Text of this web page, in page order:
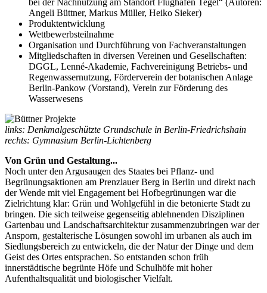
bei der Nachnutzung am Standort Flughafen Tegel“ (Autoren:
Angeli Büttner, Markus Müller, Heiko Sieker)
Produktentwicklung
Wettbewerbsteilnahme
Organisation und Durchführung von Fachveranstaltungen
Mitgliedschaften in diversen Vereinen und Gesellschaften:
DGGL, Lenné-Akademie, Fachvereinigung Betriebs- und
Regenwassernutzung, Förderverein der botanischen Anlage
Berlin-Pankow (Vorstand), Verein zur Förderung des
Wasserwesens
links: Denkmalgeschützte Grundschule in Berlin-Friedrichshain
rechts: Gymnasium Berlin-Lichtenberg
Von Grün und Gestaltung...
Noch unter den Argusaugen des Staates bei Pflanz- und
Begrünungsaktionen am Prenzlauer Berg in Berlin und direkt nach
der Wende mit viel Engagement bei Hofbegrünungen war die
Zielrichtung klar: Grün und Wohlgefühl in die betonierte Stadt zu
bringen. Die sich teilweise gegenseitig ablehnenden Disziplinen
Gartenbau und Landschaftsarchitektur zusammenzubringen war der
Ansporn, gestalterische Lösungen sowohl im urbanen als auch im
Siedlungsbereich zu entwickeln, die der Natur der Dinge und dem
Geist des Ortes entsprachen. So entstanden schon früh
innerstädtische begrünte Höfe und Schulhöfe mit hoher
Aufenthaltsqualität und biologischer Vielfalt.